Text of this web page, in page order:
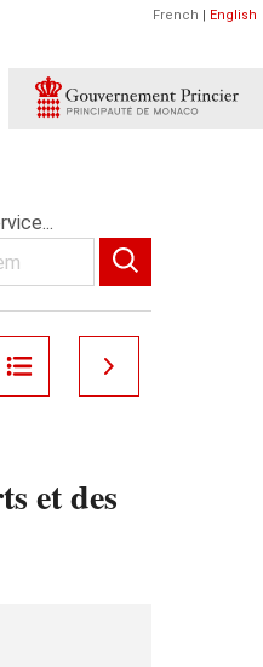
French | English
et des